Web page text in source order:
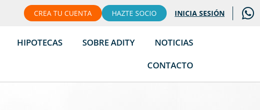
CREA TU CUENTA HAZTE SOCIO INICIA SESIÓN
HIPOTECAS SOBRE ADITY
NOTICIAS
CONTACTO